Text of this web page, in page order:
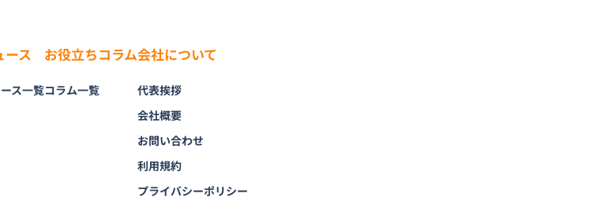
ース
ス一覧
お役立ちコラム
コラム一覧
会社について
代表挨拶
会社概要
お問い合わせ
利用規約
プライバシーポリシー